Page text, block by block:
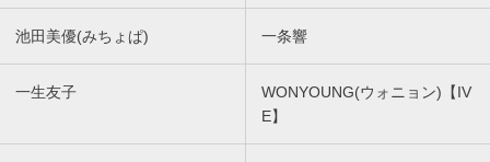
池田美優(みちょぱ) 一条響
一生友子
WONYOUNG(ウォニョン)【IV
E】